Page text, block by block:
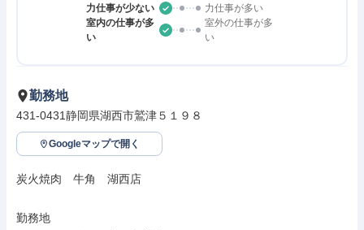
力仕事が少ない
力仕事が多い
室内の仕事が多
い
室外の仕事が多
い
勤務地
431-0431静岡県湖西市鷲津５１９８
Googleマップで開く
炭火焼肉　牛角　湖西店
勤務地